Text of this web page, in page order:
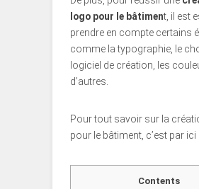
logo pour le bâtiment, il est
prendre en compte certains
comme la typographie, le
logiciel de création, les
d’autres.
Pour tout savoir sur la
pour le bâtiment, c’est par ici !
Contents